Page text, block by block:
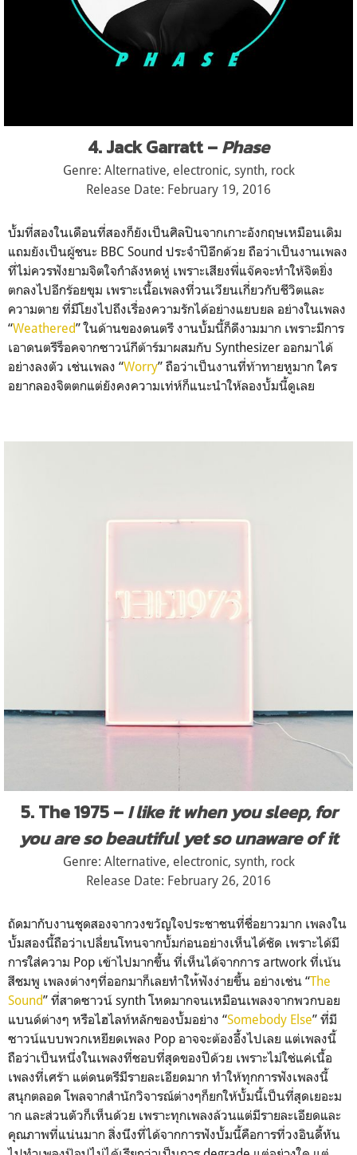
4. Jack Garratt –Phase
Genre: Alternative, electronic, synth, rock
Release Date: February 19, 2016
บั้มที่สองในเดือนที่สองก็ยังเป็นศิลปินจากเกาะอังกฤษเหมือนเดิม
แถมยังเป็นผู้ชนะ BBC Sound ประจำปีอีกด้วย ถือว่าเป็นงานเพลง
ที่ไม่ควรฟังยามจิตใจกำลังหดหู่ เพราะเสียงพี่แจ๊คจะทำให้จิตยิ่ง
ตกลงไปอีกร้อยขุม เพราะเนื้อเพลงที่วนเวียนเกี่ยวกับชีวิตและ
ความตาย ที่มีโยงไปถึงเรื่องความรักได้อย่างแยบยล อย่างในเพลง
“Weathered” ในด้านของดนตรี งานบั้มนี้ก็ดีงามมาก เพราะมีการ
เอาดนตรีร็อคจากซาวน์กีต้าร์มาผสมกับ Synthesizer ออกมาได้
อย่างลงตัว เช่นเพลง “Worry” ถือว่าเป็นงานที่ท้าทายหูมาก ใคร
อยากลองจิตตกแต่ยังคงความเท่ห์ก็แนะนำให้ลองบั้มนี้ดูเลย
5. The 1975 –I like it when you sleep, for
you are so beautiful yet so unaware of it
Genre: Alternative, electronic, synth, rock
Release Date: February 26, 2016
ถัดมากับงานชุดสองจากวงขวัญใจประชาชนที่ชื่อยาวมาก เพลงใน
บั้มสองนี้ถือว่าเปลี่ยนโทนจากบั้มก่อนอย่างเห็นได้ชัด เพราะได้มี
การใส่ความ Pop เข้าไปมากขึ้น ที่เห็นได้จากการ artwork ที่เน้น
สีชมพู เพลงต่างๆที่ออกมาก็เลยทำให้ฟังง่ายขึ้น อย่างเช่น “The
Sound” ที่สาดซาวน์ synth โหดมากจนเหมือนเพลงจากพวกบอย
แบนด์ต่างๆ หรือไฮไลท์หลักของบั้มอย่าง “Somebody Else” ที่มี
ซาวน์แบบพวกเหยียดเพลง Pop อาจจะต้องอึ้งไปเลย แต่เพลงนี้
ถือว่าเป็นหนึ่งในเพลงที่ชอบที่สุดของปีด้วย เพราะไม่ใช่แค่เนื้อ
เพลงที่เศร้า แต่ดนตรีมีรายละเอียดมาก ทำให้ทุกการฟังเพลงนี้
สนุกตลอด โพลจากสำนักวิจารณ์ต่างๆก็ยกให้บั้มนี้เป็นที่สุดเยอะม
าก และส่วนตัวก็เห็นด้วย เพราะทุกเพลงล้วนแต่มีรายละเอียดและ
คุณภาพที่แน่นมาก สิ่งนึงที่ได้จากการฟังบั้มนี้คือการที่วงอินดี้หัน